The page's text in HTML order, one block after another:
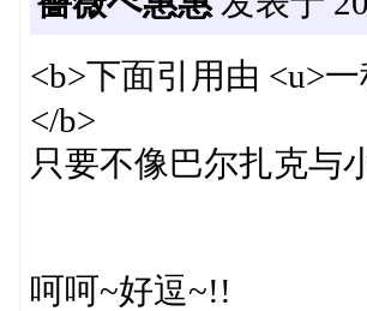
<b>下面引用由 <u>
</b>
只要不像巴尔扎克与
呵呵~好逗~!!